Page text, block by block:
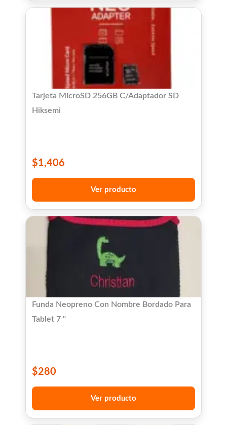
Tarjeta MicroSD 256GB C/Adaptador SD
Hiksemi
$1,406
Ver producto
Funda Neopreno Con Nombre Bordado Para
Tablet 7 "
$280
Ver producto